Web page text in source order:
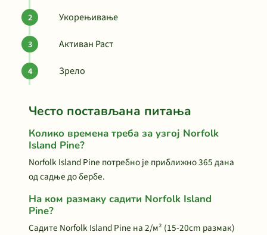
Укорењивање
Активан Раст
Зрело
Често постављана питања
Колико времена треба за узгој Norfolk
Island Pine?
Norfolk Island Pine потребно је приближно 365 дана
од садње до бербе.
На ком размаку садити Norfolk Island
Pine?
Садите Norfolk Island Pine на 2/м² (15-20cm размак)